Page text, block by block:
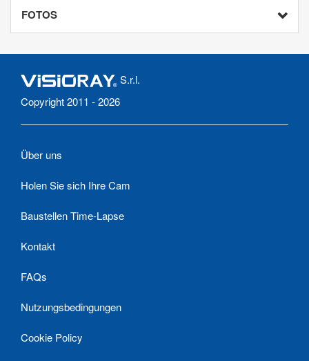
FOTOS
S.r.l.
Copyright 2011 - 2026
Über uns
Holen Sie sich Ihre Cam
Baustellen Time-Lapse
Kontakt
FAQs
Nutzungsbedingungen
Cookie Policy